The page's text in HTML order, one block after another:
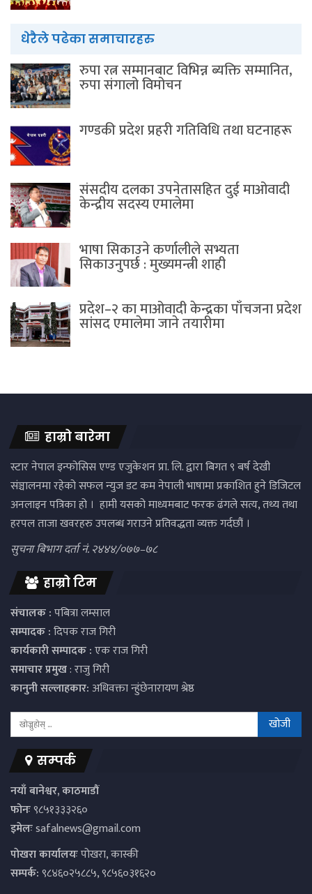
धेरैले पढेका समाचारहरु
रुपा रत्न सम्मानबाट विभिन्न ब्यक्ति सम्मानित,
रुपा संगालो विमोचन
गण्डकी प्रदेश प्रहरी गतिविधि तथा घटनाहरू
संसदीय दलका उपनेतासहित दुई माओवादी
केन्द्रीय सदस्य एमालेमा
भाषा सिकाउने कर्णालीले सभ्यता
सिकाउनुपर्छ : मुख्यमन्त्री शाही
प्रदेश–२ का माओवादी केन्द्रका पाँचजना प्रदेश
सांसद एमालेमा जाने तयारीमा
हाम्रो बारेमा
स्टार नेपाल इन्फोसिस एण्ड एजुकेशन प्रा. लि. द्वारा बिगत ९ बर्ष देखी
संञ्चालनमा रहेको सफल न्युज डट कम नेपाली भाषामा प्रकाशित हुने डिजिटल
अनलाइन पत्रिका हो । हामी यसको माध्यमबाट फरक ढंगले सत्य, तथ्य तथा
हरपल ताजा खवरहरु उपलब्ध गराउने प्रतिवद्धता व्यक्त गर्दछौं ।
सुचना बिभाग दर्ता नं. २४४४/०७७–७८
हाम्रो टिम
संचालक :पबित्रा लम्साल
सम्पादक :दिपक राज गिरी
कार्यकारी सम्पादक :एक राज गिरी
समाचार प्रमुख: राजु गिरी
कानुनी सल्लाहकार:अधिवक्ता न्हुंछेनारायण श्रेष्ठ
सम्पर्क
नयाँ बानेश्वर, काठमाडौं
फोनः९८५१३३३२६०
इमेलःsafalnews@gmail.com
पाेखरा कार्यालयःपोखरा, कास्की
सम्पर्क:९८४६०२५८८५, ९८५६०३१६२०